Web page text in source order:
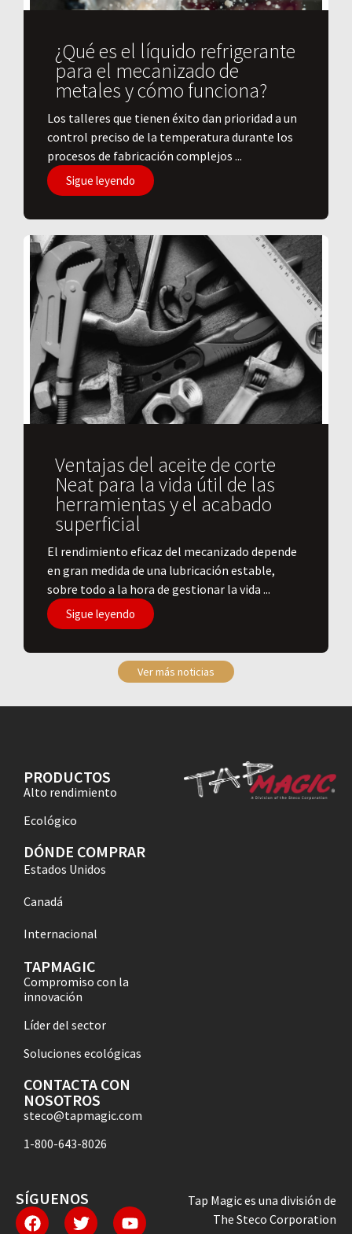
¿Qué es el líquido refrigerante
para el mecanizado de
metales y cómo funciona?
​Los talleres que tienen éxito dan prioridad a un
control preciso de la temperatura durante los
procesos de fabricación complejos ...
Sigue leyendo
Ventajas del aceite de corte
Neat para la vida útil de las
herramientas y el acabado
superficial
El rendimiento eficaz del mecanizado depende
en gran medida de una lubricación estable,
sobre todo a la hora de gestionar la vida ...
Sigue leyendo
Ver más noticias
PRODUCTOS
Alto rendimiento
Ecológico
DÓNDE COMPRAR
Estados Unidos
Canadá
Internacional
TAPMAGIC
Compromiso con la
innovación
Líder del sector
Soluciones ecológicas
CONTACTA CON
NOSOTROS
steco@tapmagic.com
1-800-643-8026
SÍGUENOS
Tap Magic es una división de
The Steco Corporation